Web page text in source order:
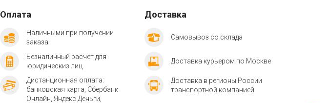
Оплата
Наличными при получении
заказа
Безналичный расчет для
юридическиз лиц
Дистанционная оплата:
банковская карта, Сбербанк
Онлайн, Яндекс Деньги,
Доставка
Самовывоз со склада
Доставка курьером по Москве
Доставка в регионы России
транспортной компанией